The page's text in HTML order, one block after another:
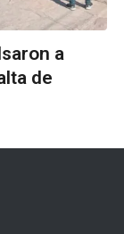
a
de